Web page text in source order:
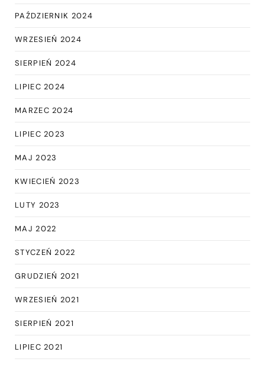
PAŹDZIERNIK 2024
WRZESIEŃ 2024
SIERPIEŃ 2024
LIPIEC 2024
MARZEC 2024
LIPIEC 2023
MAJ 2023
KWIECIEŃ 2023
LUTY 2023
MAJ 2022
STYCZEŃ 2022
GRUDZIEŃ 2021
WRZESIEŃ 2021
SIERPIEŃ 2021
LIPIEC 2021